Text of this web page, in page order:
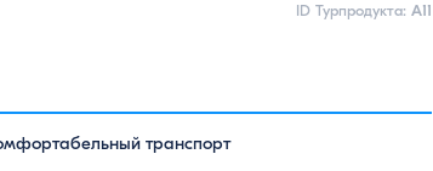
ID Турпродукта: A11
транспорт